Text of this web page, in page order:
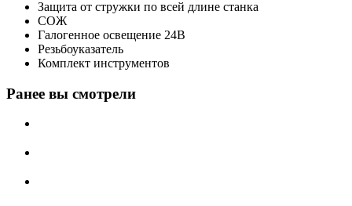
Защита от стружки по всей длине станка
СОЖ
Галогенное освещение 24В
Резьбоуказатель
Комплект инструментов
Ранее вы смотрели